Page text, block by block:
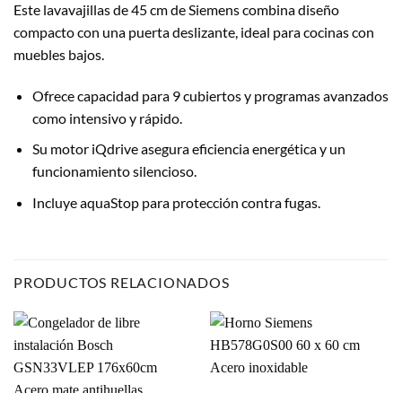
Este lavavajillas de 45 cm de Siemens combina diseño
compacto con una puerta deslizante, ideal para cocinas con
muebles bajos.
Ofrece capacidad para 9 cubiertos y programas avanzados
como intensivo y rápido.
Su motor iQdrive asegura eficiencia energética y un
funcionamiento silencioso.
Incluye aquaStop para protección contra fugas.
PRODUCTOS RELACIONADOS